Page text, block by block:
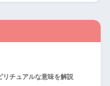
リチュアルな意味を解説